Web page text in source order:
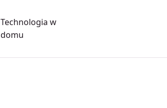
Technologia w
domu